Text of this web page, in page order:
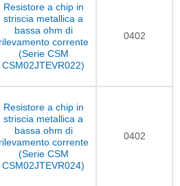
Resistore a chip in
striscia metallica a
bassa ohm di
rilevamento corrente
(Serie CSM
CSM02JTEVR022)
0402
Resistore a chip in
striscia metallica a
bassa ohm di
rilevamento corrente
(Serie CSM
CSM02JTEVR024)
0402